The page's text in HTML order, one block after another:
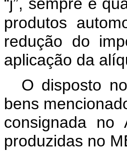
“j”, sempre e
produtos
redução do
aplicação da
O disposto
bens
consignada no
produzidas no